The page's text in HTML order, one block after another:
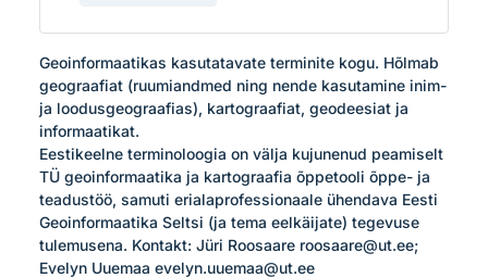
Geoinformaatikas kasutatavate terminite kogu. Hõlmab
geograafiat (ruumiandmed ning nende kasutamine inim-
ja loodusgeograafias), kartograafiat, geodeesiat ja
informaatikat.
Eestikeelne terminoloogia on välja kujunenud peamiselt
TÜ geoinformaatika ja kartograafia õppetooli õppe- ja
teadustöö, samuti erialaprofessionaale ühendava Eesti
Geoinformaatika Seltsi (ja tema eelkäijate) tegevuse
tulemusena. Kontakt: Jüri Roosaare roosaare@ut.ee;
Evelyn Uuemaa evelyn.uuemaa@ut.ee